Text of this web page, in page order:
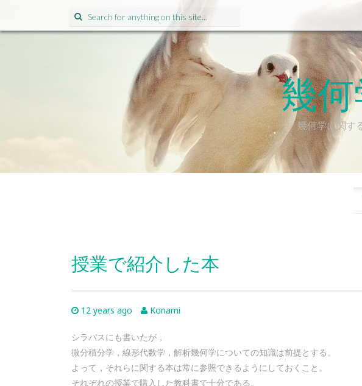
Search for:
幾
幾何学に関す
授業で紹介した本
12 years ago Konami
シラバスにも書いたが，
微分積分学，線形代数学，解析幾何学についての知識は前提とする。
よって，それらに関する本は常に参照できるようにしておくこと。
それぞれの授業で購入した教科書で十分である。